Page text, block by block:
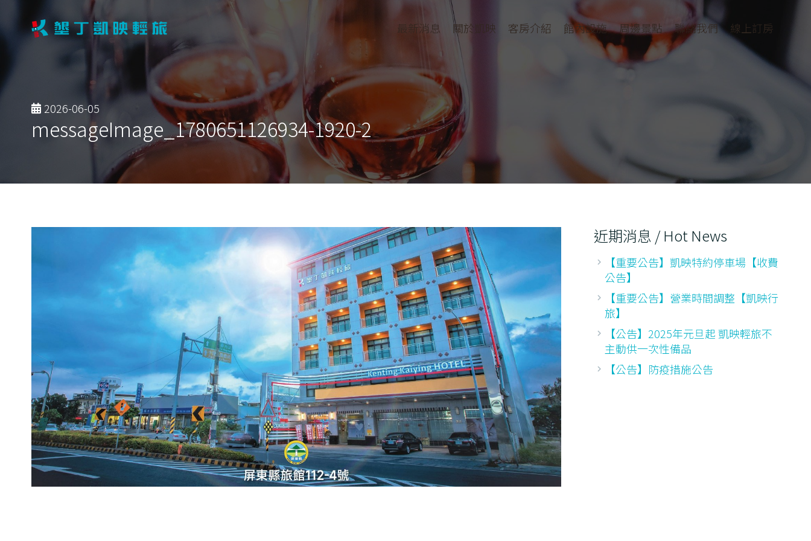
最新消息 關於凱映 客房介紹 館內設施 周邊景點 聯絡我們 線上訂房
2026-06-05
messageImage_1780651126934-1920-2
近期消息 / Hot News
【重要公告】凱映特約停車場【收費
公告】
【重要公告】營業時間調整【凱映行
旅】
【公告】2025年元旦起 凱映輕旅不
主動供一次性備品
【公告】防疫措施公告